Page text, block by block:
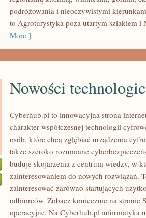
podróżowania i nieoczywistymi
to Agroturystyka poza utartym szlakiem i
More ]
Nowości
Cyberhub.pl to innowacyjna strona
charakter współczesnej technologii
osób, które chcą zgłębiać urządzenia
także szeroko rozumiane
buduje skojarzenia z centrum wiedzy, w
zainteresowaniem do nowych rozwiązań.
zainteresować zarówno startujących
odbiorców. Zobacz koniecznie na stronie
operacyjne. Na Cyberhub.pl informatyka